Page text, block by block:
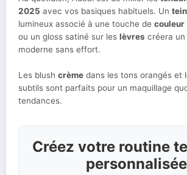
2025 avec vos basiques habituels. Un
lumineux associé à une touche de couleur
ou un gloss satiné sur les lèvres créera un
moderne sans effort.
Les blush crème dans les tons orangés et
subtils sont parfaits pour un maquillage
tendances.
Créez votre routine
personnalisée